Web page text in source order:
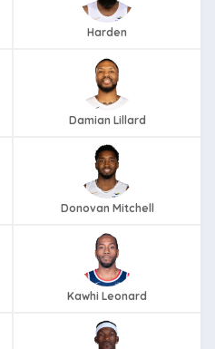
Harden
Damian Lillard
Donovan Mitchell
Kawhi Leonard